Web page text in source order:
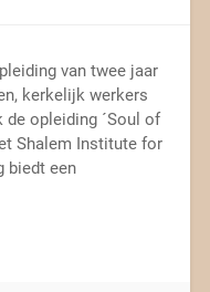
van twee jaar
kerkelijk werkers
opleiding ´Soul of
Shalem Institute for
biedt een